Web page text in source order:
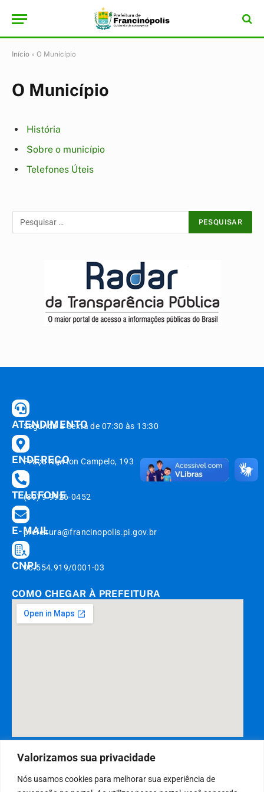
Valorizamos sua privacidade
Nós usamos cookies para melhorar sua experiência de
Início » O Município
O Município
História
Sobre o município
Telefones Úteis
ATENDIMENTO
Segunda à Sexta de 07:30 às 13:30
ENDEREÇO
Praça Newton Campelo, 193
TELEFONE
(89) 9 9926-0452
E-MAIL
prefeitura@francinopolis.pi.gov.br
CNPJ06.554.919/0001-03
COMO CHEGAR À PREFEITURA
DESENVOLVIDO POR CR2